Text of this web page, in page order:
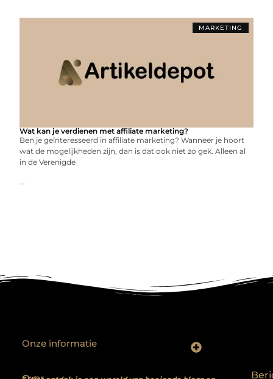
MARKETING
Wat kan je verdienen met affiliate marketing?
Ben je geïnteresseerd in affiliate marketing? Wanneer je hoort
wat de mogelijkheden zijn, dan is dat ook niet zo gek. Alleen al
in de Verenigde
...
Onze informatie